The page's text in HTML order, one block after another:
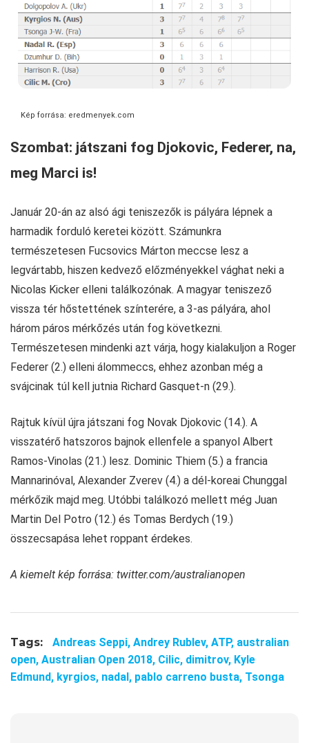
Kép forrása: eredmenyek.com
Szombat: játszani fog Djokovic, Federer, na,
meg Marci is!
Január 20-án az alsó ági teniszezők is pályára lépnek a
harmadik forduló keretei között. Számunkra
természetesen Fucsovics Márton meccse lesz a
legvártabb, hiszen kedvező előzményekkel vághat neki a
Nicolas Kicker elleni találkozónak. A magyar teniszező
vissza tér hőstettének színterére, a 3-as pályára, ahol
három páros mérkőzés után fog következni.
Természetesen mindenki azt várja, hogy kialakuljon a Roger
Federer (2.) elleni álommeccs, ehhez azonban még a
svájcinak túl kell jutnia Richard Gasquet-n (29.).
Rajtuk kívül újra játszani fog Novak Djokovic (14.). A
visszatérő hatszoros bajnok ellenfele a spanyol Albert
Ramos-Vinolas (21.) lesz. Dominic Thiem (5.) a francia
Mannarinóval, Alexander Zverev (4.) a dél-koreai Chunggal
mérkőzik majd meg. Utóbbi találkozó mellett még Juan
Martin Del Potro (12.) és Tomas Berdych (19.)
összecsapása lehet roppant érdekes.
A kiemelt kép forrása: twitter.com/australianopen
Tags: Andreas Seppi, Andrey Rublev, ATP, australian
open, Australian Open 2018, Cilic, dimitrov, Kyle
Edmund, kyrgios, nadal, pablo carreno busta, Tsonga